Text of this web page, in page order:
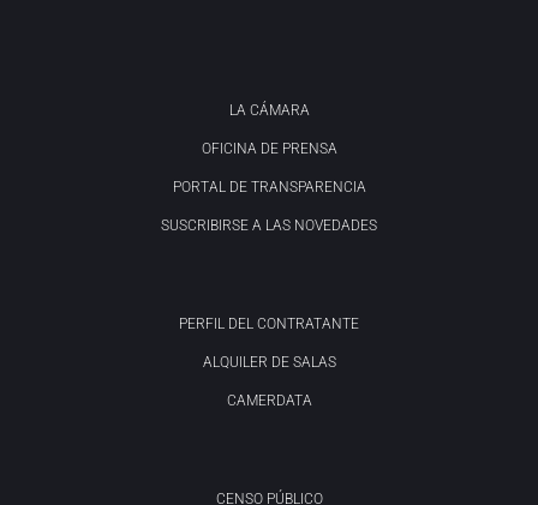
LA CÁMARA
OFICINA DE PRENSA
PORTAL DE TRANSPARENCIA
SUSCRIBIRSE A LAS NOVEDADES
PERFIL DEL CONTRATANTE
ALQUILER DE SALAS
CAMERDATA
CENSO PÚBLICO